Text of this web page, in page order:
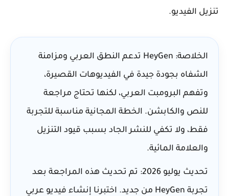
تنزيل الفيديو.
الخلاصة:
HeyGen تدعم النطق العربي ومزامنة
الشفاه بجودة جيدة في الفيديوهات القصيرة،
وتفهم البرومبت العربي، لكنها تحتاج مراجعة
للنص والكابشن. الخطة المجانية مناسبة للتجربة
فقط، ولا تكفي للنشر الجاد بسبب قيود التنزيل
والعلامة المائية.
تحديث يوليو 2026:
تم تحديث هذه المراجعة بعد
تجربة HeyGen من جديد. اختبرنا إنشاء فيديو عربي